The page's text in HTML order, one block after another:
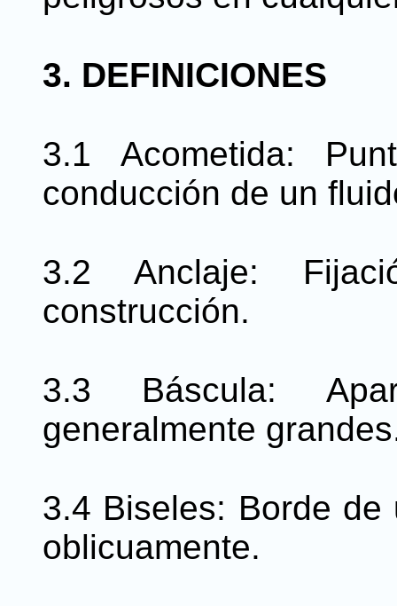
3. DEFINICIONES
3.1 Acometida:
conducción de un
3.2 Anclaje:
construcción.
3.3 Báscula:
generalmente
3.4 Biseles: Borde
oblicuamente.